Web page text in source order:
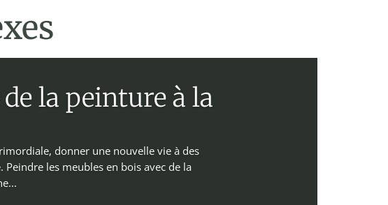
la peinture à la
donner une nouvelle vie à des
les meubles en bois avec de la